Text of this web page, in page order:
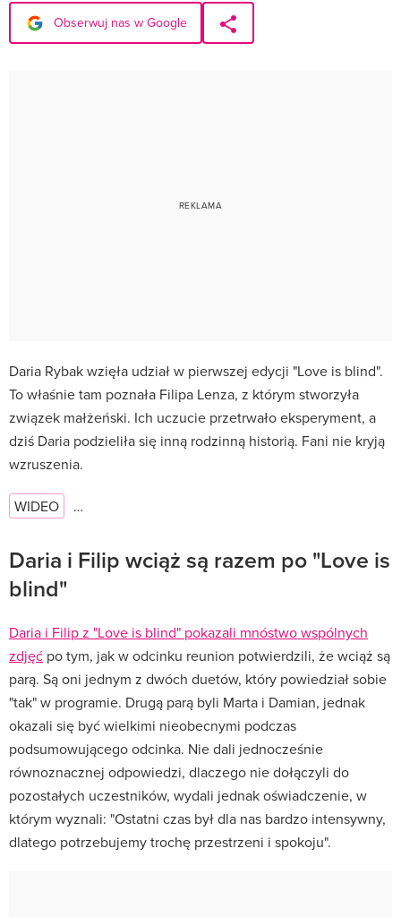
Obserwuj nas w Google
Daria Rybak wzięła udział w pierwszej edycji "Love is blind".
To właśnie tam poznała Filipa Lenza, z którym stworzyła
związek małżeński. Ich uczucie przetrwało eksperyment, a
dziś Daria podzieliła się inną rodzinną historią. Fani nie kryją
wzruszenia.
WIDEO …
Daria i Filip wciąż są razem po "Love is
blind"
Daria i Filip z "Love is blind" pokazali mnóstwo wspólnych
zdjęć po tym, jak w odcinku reunion potwierdzili, że wciąż są
parą. Są oni jednym z dwóch duetów, który powiedział sobie
"tak" w programie. Drugą parą byli Marta i Damian, jednak
okazali się być wielkimi nieobecnymi podczas
podsumowującego odcinka. Nie dali jednocześnie
równoznacznej odpowiedzi, dlaczego nie dołączyli do
pozostałych uczestników, wydali jednak oświadczenie, w
którym wyznali: "Ostatni czas był dla nas bardzo intensywny,
dlatego potrzebujemy trochę przestrzeni i spokoju".